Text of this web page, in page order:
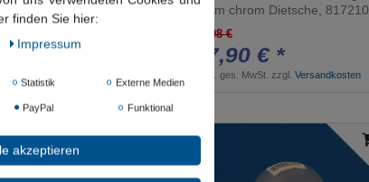
€
60cm chrom Dietsche, 817210
68,98 €
57,90 € *
inkl. ges. MwSt. zzgl.Versandkosten
finden Sie hier:
Impressum
Statistik Externe Medien
PayPal Funktional
akzeptieren